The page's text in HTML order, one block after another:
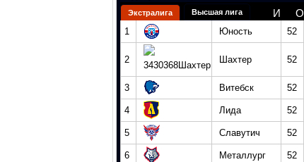
Экстралига Высшая лига И О
1 Юность 52
2 Шахтер 52
3 Витебск 52
4 Лида 52
5 Славутич 52
6 Металлург 52